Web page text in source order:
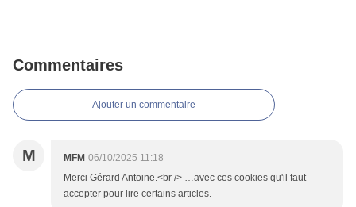
Commentaires
Ajouter un commentaire
M MFM 06/10/2025 11:18
Merci Gérard Antoine.<br /> …avec ces cookies qu'il faut
accepter pour lire certains articles.